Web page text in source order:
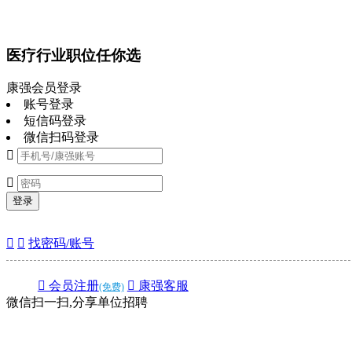
医疗行业职位任你选
康强会员登录
账号登录
短信码登录
微信扫码登录


登录
  找密码/账号
 会员注册(免费)  康强客服
微信扫一扫,分享单位招聘